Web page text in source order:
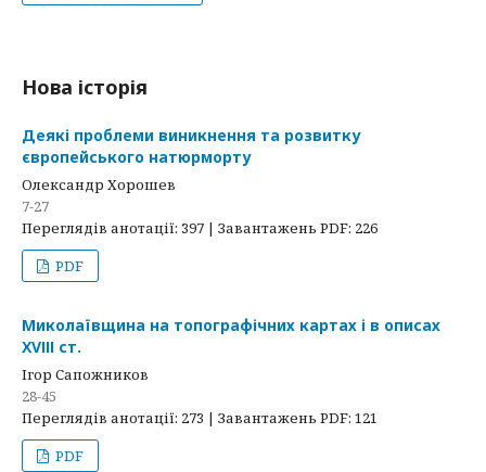
Нова історія
Деякі проблеми виникнення та розвитку
європейського натюрморту
Олександр Хорошев
7-27
Переглядів анотації: 397 | Завантажень PDF: 226
PDF
Миколаївщина на топографічних картах і в описах
ХVІІІ ст.
Ігор Сапожников
28-45
Переглядів анотації: 273 | Завантажень PDF: 121
PDF